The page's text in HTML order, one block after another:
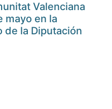
Valenciana
mayo en la
de la Diputación